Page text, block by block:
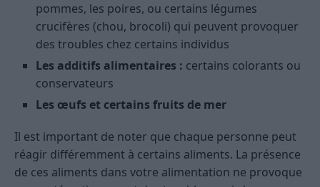
pommes, les poires, ou certains légumes
crucifères (chou, brocoli) qui peuvent provoquer
des troubles chez certains individus
Les additifs alimentaires : certains colorants ou
conservateurs
Les œufs et certains fruits de mer
Il est important de noter que chaque personne peut
réagir différemment à certains aliments. La présence
de ces aliments dans votre alimentation ne provoque